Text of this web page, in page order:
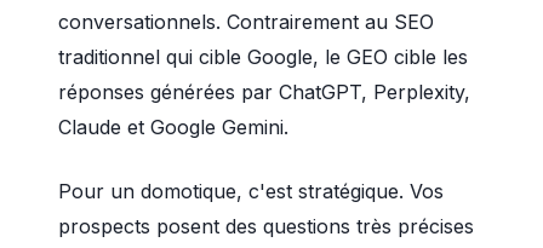
conversationnels. Contrairement au SEO
traditionnel qui cible Google, le GEO cible les
réponses générées par ChatGPT, Perplexity,
Claude et Google Gemini.
Pour un domotique, c'est stratégique. Vos
prospects posent des questions très précises